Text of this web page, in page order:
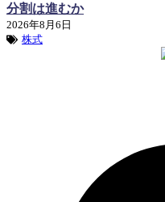
分割は進むか
2026年8月6日
株式